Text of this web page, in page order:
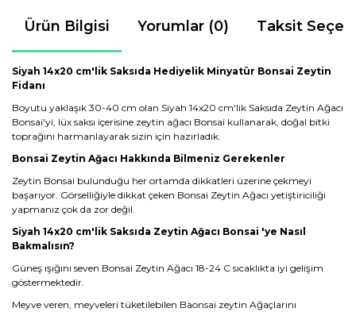
Ürün Bilgisi Yorumlar (0) Taksit
Siyah 14x20 cm'lik Saksıda Hediyelik Minyatür Bonsai Zeytin
Fidanı
Boyutu yaklaşık 30-40 cm olan Siyah 14x20 cm'lik Saksıda Zeytin Ağacı
Bonsai'yi, lüx saksı içerisine zeytin ağacı Bonsai kullanarak, doğal bitki
toprağını harmanlayarak sizin için hazırladık.
Bonsai Zeytin Ağacı Hakkında Bilmeniz Gerekenler
Zeytin Bonsai bulunduğu her ortamda dikkatleri üzerine çekmeyi
başarıyor. Görselliğiyle dikkat çeken Bonsai Zeytin Ağacı yetiştiriciliği
yapmanız çok da zor değil.
Siyah 14x20 cm'lik Saksıda Zeytin Ağacı Bonsai 'ye Nasıl
Bakmalısın?
Güneş ışığını seven Bonsai Zeytin Ağacı 18-24 C sıcaklıkta iyi gelişim
göstermektedir.
Meyve veren, meyveleri tüketilebilen Baonsai zeytin Ağaçlarını